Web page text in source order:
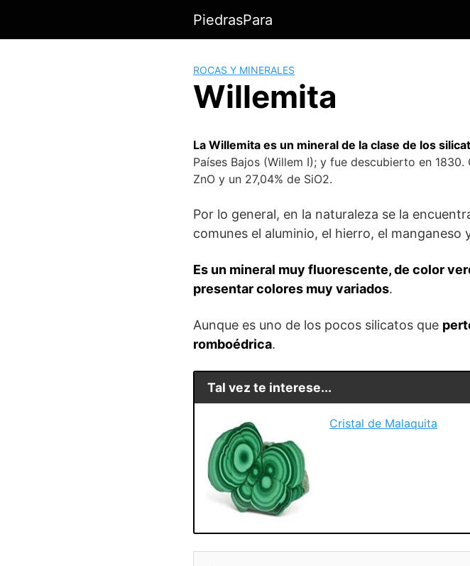
contenido
PiedrasPara
ROCAS Y MINERALES
Willemita
La Willemita es un mineral de la clase de los
Países Bajos (Willem I); y fue descubierto en
ZnO y un 27,04% de SiO2.
Por lo general, en la naturaleza se la
comunes el aluminio, el hierro, el manganeso
Es un mineral muy fluorescente, de color
presentar colores muy variados.
Aunque es uno de los pocos silicatos que
romboédrica.
Tal vez te interese...
Cristal de Malaquita